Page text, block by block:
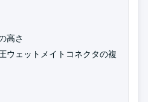
高さ
ウェットメイトコネクタの複